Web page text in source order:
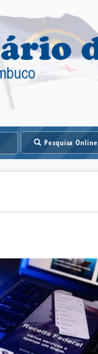
Pesquisa Online